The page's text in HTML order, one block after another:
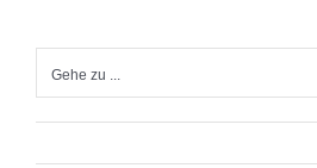
Inhalt
springenGehe zu ...